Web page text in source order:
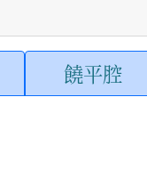
饒平腔